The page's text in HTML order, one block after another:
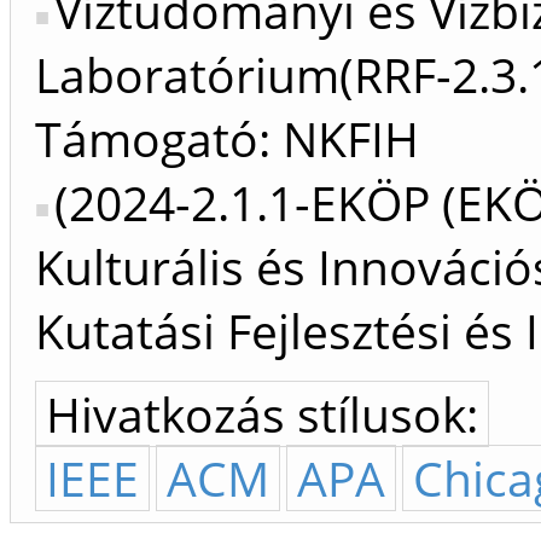
Laboratórium(RRF-
Támogató: NKFIH
(2024-2.1.1-EKÖP
Kulturális és
Kutatási Fejlesztési és
Hivatkozás stílusok:
IEEE ACM APA